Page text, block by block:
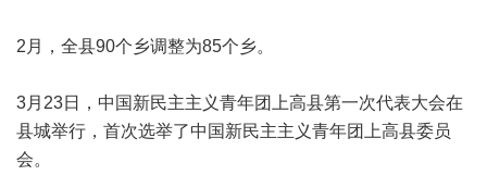
2月，全县90个乡调整为85个乡。
3月23日，中国新民主主义青年团上高县第一次代表大会在
县城举行，首次选举了中国新民主主义青年团上高县委员
会。